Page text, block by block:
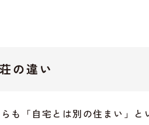
の違い
も「自宅とは別の住まい」と